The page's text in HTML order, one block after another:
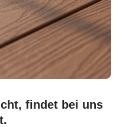
findet bei uns